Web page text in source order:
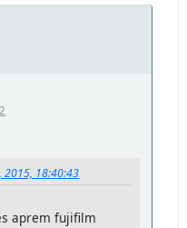
2015, 18:40:43
aprem fujifilm